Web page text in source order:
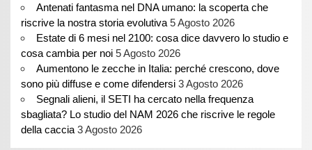
Antenati fantasma nel DNA umano: la scoperta che
riscrive la nostra storia evolutiva 5 Agosto 2026
Estate di 6 mesi nel 2100: cosa dice davvero lo studio e
cosa cambia per noi 5 Agosto 2026
Aumentono le zecche in Italia: perché crescono, dove
sono più diffuse e come difendersi 3 Agosto 2026
Segnali alieni, il SETI ha cercato nella frequenza
sbagliata? Lo studio del NAM 2026 che riscrive le regole
della caccia 3 Agosto 2026